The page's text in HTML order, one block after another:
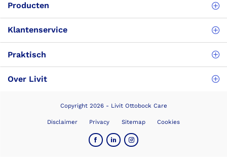
Producten
Klantenservice
Praktisch
Over Livit
Copyright 2026 - Livit Ottobock Care
Disclaimer Privacy Sitemap Cookies